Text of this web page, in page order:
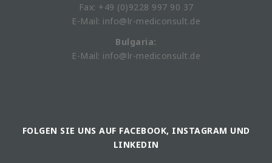
Fax: +49 (0)9228 997 90 37
E-Mail: info@lr-mediconsult.de
Bulgaria:
E-Mail: info@lr-mediconsult.de
FOLGEN SIE UNS AUF FACEBOOK, INSTAGRAM UND
LINKEDIN